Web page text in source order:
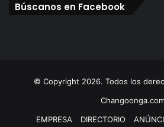
Búscanos en Facebook
© Copyright 2026. Todos los
EMPRESA
DIRECTORIO